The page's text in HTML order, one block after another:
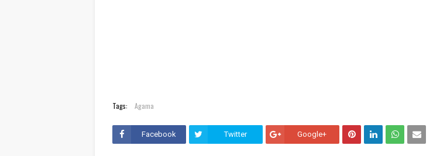
Tags: Agama
Facebook Twitter Google+